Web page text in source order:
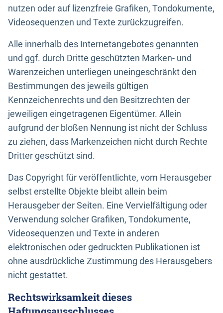
nutzen oder auf lizenzfreie Grafiken, Tondokumente,
Videosequenzen und Texte zurückzugreifen.
Alle innerhalb des Internetangebotes genannten
und ggf. durch Dritte geschützten Marken- und
Warenzeichen unterliegen uneingeschränkt den
Bestimmungen des jeweils gültigen
Kennzeichenrechts und den Besitzrechten der
jeweiligen eingetragenen Eigentümer. Allein
aufgrund der bloßen Nennung ist nicht der Schluss
zu ziehen, dass Markenzeichen nicht durch Rechte
Dritter geschützt sind.
Das Copyright für veröffentlichte, vom Herausgeber
selbst erstellte Objekte bleibt allein beim
Herausgeber der Seiten. Eine Vervielfältigung oder
Verwendung solcher Grafiken, Tondokumente,
Videosequenzen und Texte in anderen
elektronischen oder gedruckten Publikationen ist
ohne ausdrückliche Zustimmung des Herausgebers
nicht gestattet.
Rechtswirksamkeit dieses